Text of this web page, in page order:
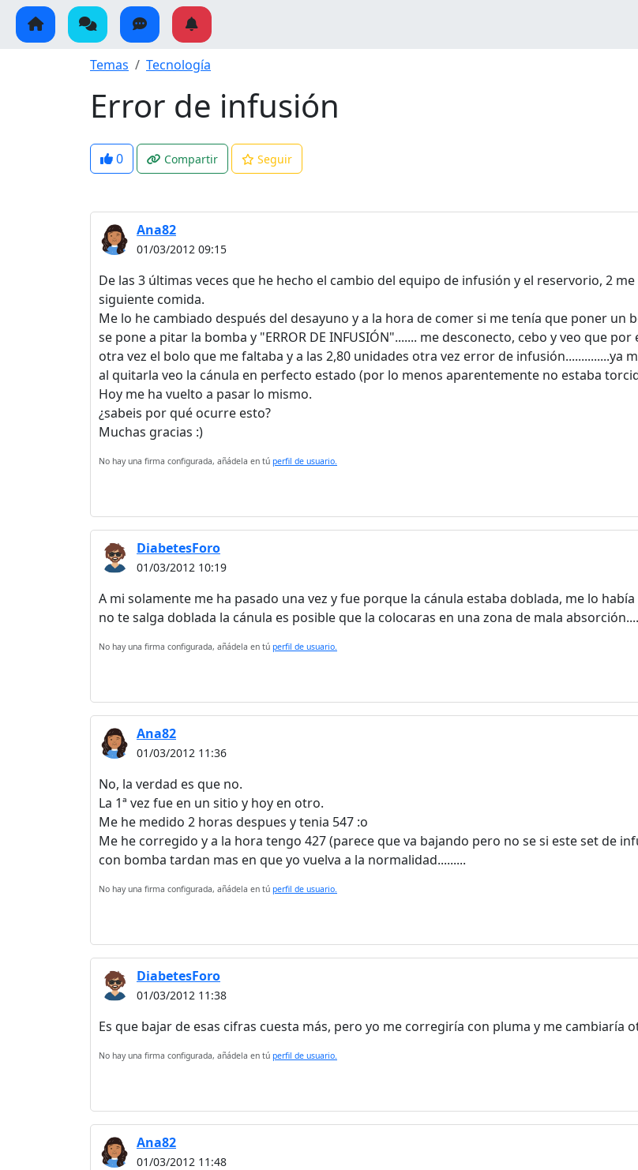
Temas Tecnología
Error de infusión
0 Compartir Seguir
Ana82
01/03/2012 09:15
De las 3 últimas veces que he hecho el cambio del equipo de infusión y el reservorio, 2
siguiente comida.
Me lo he cambiado después del desayuno y a la hora de comer si me tenía que poner un
se pone a pitar la bomba y "ERROR DE INFUSIÓN"....... me desconecto, cebo y veo que
otra vez el bolo que me faltaba y a las 2,80 unidades otra vez error de infusión..............ya
al quitarla veo la cánula en perfecto estado (por lo menos aparentemente no estaba
Hoy me ha vuelto a pasar lo mismo.
¿sabeis por qué ocurre esto?
Muchas gracias :)
No hay una firma configurada, añádela en tú perfil de usuario.
DiabetesForo
01/03/2012 10:19
A mi solamente me ha pasado una vez y fue porque la cánula estaba doblada, me lo
no te salga doblada la cánula es posible que la colocaras en una zona de mala
No hay una firma configurada, añádela en tú perfil de usuario.
Ana82
01/03/2012 11:36
No, la verdad es que no.
La 1ª vez fue en un sitio y hoy en otro.
Me he medido 2 horas despues y tenia 547 :o
Me he corregido y a la hora tengo 427 (parece que va bajando pero no se si este set de
con bomba tardan mas en que yo vuelva a la normalidad.........
No hay una firma configurada, añádela en tú perfil de usuario.
DiabetesForo
01/03/2012 11:38
Es que bajar de esas cifras cuesta más, pero yo me corregiría con pluma y me cambiaría
No hay una firma configurada, añádela en tú perfil de usuario.
Ana82
01/03/2012 11:48